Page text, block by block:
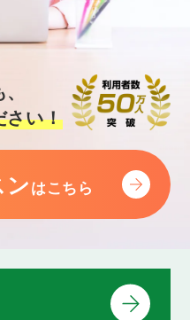
ここには他に誰もい
」というフレーズを
など
で」「一方で」など
さい！
はこちら